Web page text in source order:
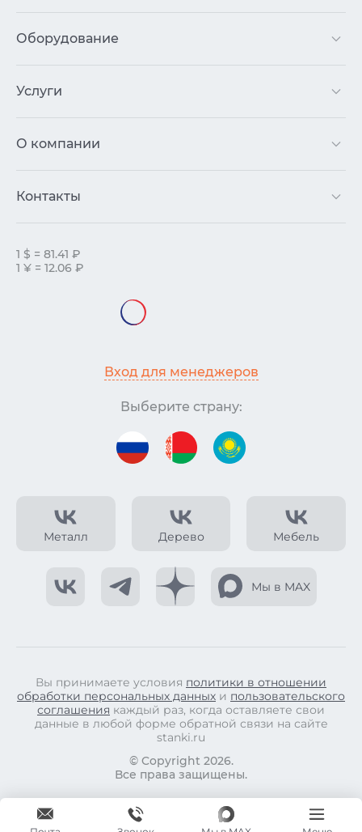
Металл Дерево Мебель
Мы в MAX
Оборудование
Услуги
О компании
Контакты
1 $ = 81.41 ₽
1 ¥ = 12.06 ₽
Вход для менеджеров
Выберите страну:
Вы принимаете условия политики в отношении
обработки персональных данных и пользовательского
соглашения каждый раз, когда оставляете свои
данные в любой форме обратной связи на сайте
stanki.ru
© Copyright 2026.
Все права защищены.